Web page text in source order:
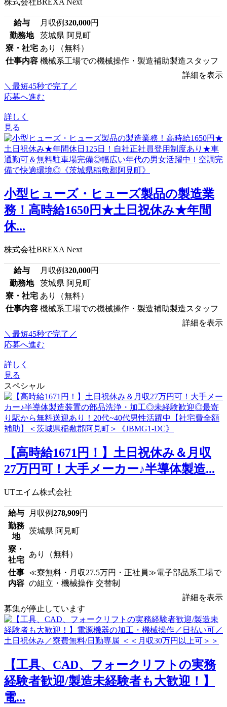
給与 月収例320,000円
勤務地
茨城県 阿見町
寮・社宅 あり（無料）
仕事内容 機械系工場での機械操作・製造補助製造スタッフ
詳細を表示
＼最短45秒で完了／
応募へ進む
詳しく
見る
小型ヒューズ・ヒューズ製品の製造業
務！高時給1650円★土日祝休み★年間
休...
株式会社BREXA Next
給与 月収例320,000円
勤務地
茨城県 阿見町
寮・社宅 あり（無料）
仕事内容 機械系工場での機械操作・製造補助製造スタッフ
詳細を表示
＼最短45秒で完了／
応募へ進む
詳しく
見る
スペシャル
【高時給1671円！】土日祝休み＆月収
27万円可！大手メーカー♪半導体製造...
UTエイム株式会社
給与 月収例278,909円
勤務
地
茨城県 阿見町
寮・
社宅
あり（無料）
仕事
内容
≪寮無料・月収27.5万円・正社員≫電子部品系工場で
の組立・機械操作 交替制
詳細を表示
募集が停止しています
【工具、CAD、フォークリフトの実務
経験者歓迎/製造未経験者も大歓迎！】
電...